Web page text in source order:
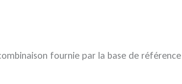
fournie par la base de référence